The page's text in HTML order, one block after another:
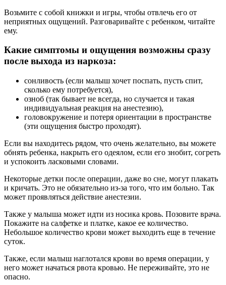
Возьмите с собой книжки и игры, чтобы отвлечь его от
неприятных ощущений. Разговаривайте с ребенком, читайте
ему.
Какие симптомы и ощущения возможны сразу
после выхода из наркоза:
сонливость (если малыш хочет поспать, пусть спит,
сколько ему потребуется),
озноб (так бывает не всегда, но случается и такая
индивидуальная реакция на анестезию),
головокружение и потеря ориентации в пространстве
(эти ощущения быстро проходят).
Если вы находитесь рядом, что очень желательно, вы можете
обнять ребенка, накрыть его одеялом, если его знобит, согреть
и успокоить ласковыми словами.
Некоторые детки после операции, даже во сне, могут плакать
и кричать. Это не обязательно из-за того, что им больно. Так
может проявляться действие анестезии.
Также у малыша может идти из носика кровь. Позовите врача.
Покажите на салфетке и платке, какое ее количество.
Небольшое количество крови может выходить еще в течение
суток.
Также, если малыш наглотался крови во время операции, у
него может начаться рвота кровью. Не переживайте, это не
опасно.